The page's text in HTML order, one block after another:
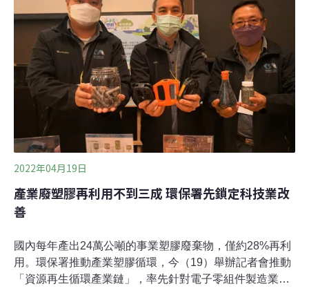
球第一個全由半導體價值鏈企業所組成之聯盟，成員未來
將透過合作保持密切溝通、共同技術創新、設定具體減碳
目標，並於2050年達成淨零碳排，同時也將每年發布三大
碳排放範圍的年度進度報告。SCC創始會員共65家，其中
有五家台灣企業在列，日月光、環球晶圓、漢民科技、南
亞科技、台積電。其餘成員包括世界知名企業，如超微
（AMD）、艾司摩爾（ASML）、格羅方
2022年04月19日
產業廢塑膠再利用不到三成 環保署先鎖定科技業改
善
國內每年產出24萬公噸的事業塑膠廢棄物，僅約28%再利
用。環保署推動產業塑膠循環，今（19）舉辦記者會推動
「資源再生循環產業鏈」，率先針對電子零組件製造業，